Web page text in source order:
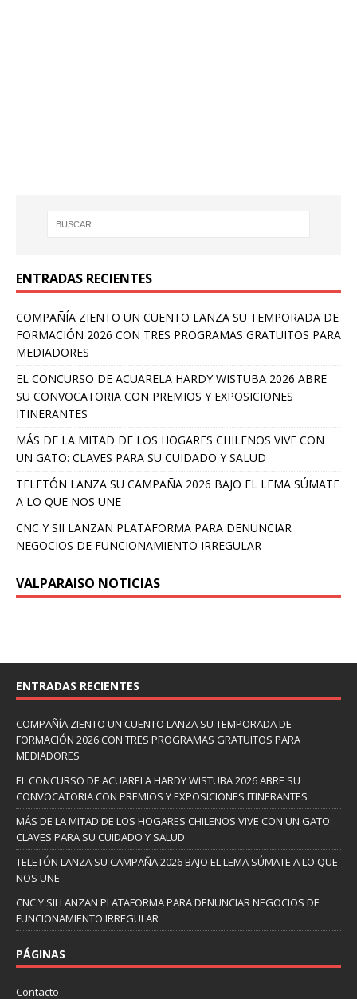
ENTRADAS RECIENTES
COMPAÑÍA ZIENTO UN CUENTO LANZA SU TEMPORADA DE
FORMACIÓN 2026 CON TRES PROGRAMAS GRATUITOS PARA
MEDIADORES
EL CONCURSO DE ACUARELA HARDY WISTUBA 2026 ABRE
SU CONVOCATORIA CON PREMIOS Y EXPOSICIONES
ITINERANTES
MÁS DE LA MITAD DE LOS HOGARES CHILENOS VIVE CON
UN GATO: CLAVES PARA SU CUIDADO Y SALUD
TELETÓN LANZA SU CAMPAÑA 2026 BAJO EL LEMA SÚMATE
A LO QUE NOS UNE
CNC Y SII LANZAN PLATAFORMA PARA DENUNCIAR
NEGOCIOS DE FUNCIONAMIENTO IRREGULAR
VALPARAISO NOTICIAS
ENTRADAS RECIENTES
COMPAÑÍA ZIENTO UN CUENTO LANZA SU TEMPORADA DE
FORMACIÓN 2026 CON TRES PROGRAMAS GRATUITOS PARA
MEDIADORES
EL CONCURSO DE ACUARELA HARDY WISTUBA 2026 ABRE SU
CONVOCATORIA CON PREMIOS Y EXPOSICIONES ITINERANTES
MÁS DE LA MITAD DE LOS HOGARES CHILENOS VIVE CON UN GATO:
CLAVES PARA SU CUIDADO Y SALUD
TELETÓN LANZA SU CAMPAÑA 2026 BAJO EL LEMA SÚMATE A LO QUE
NOS UNE
CNC Y SII LANZAN PLATAFORMA PARA DENUNCIAR NEGOCIOS DE
FUNCIONAMIENTO IRREGULAR
PÁGINAS
Contacto